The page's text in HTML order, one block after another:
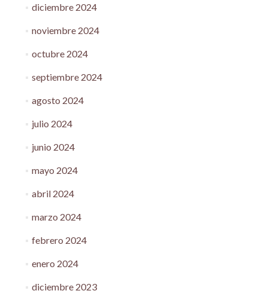
diciembre 2024
noviembre 2024
octubre 2024
septiembre 2024
agosto 2024
julio 2024
junio 2024
mayo 2024
abril 2024
marzo 2024
febrero 2024
enero 2024
diciembre 2023